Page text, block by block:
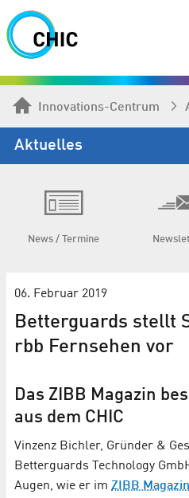
Innovations-Centrum
Aktuelles
News / Termine
06. Februar 2019
Betterguards stellt
rbb Fernsehen vor
Das ZIBB Magazin
aus dem CHIC
Vinzenz Bichler, Gründer &
Betterguards Technology
Augen, wie er im ZIBB